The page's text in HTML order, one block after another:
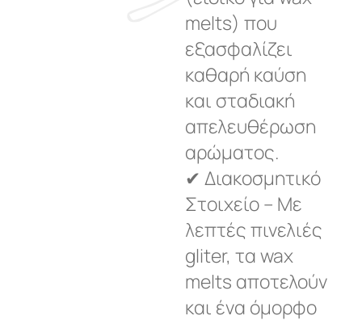
melts) που
εξασφαλίζει
καθαρή καύση
και σταδιακή
απελευθέρωση
αρώματος.
✔ Διακοσμητικό
Στοιχείο – Με
λεπτές πινελιές
gliter, τα wax
melts αποτελούν
και ένα όμορφο